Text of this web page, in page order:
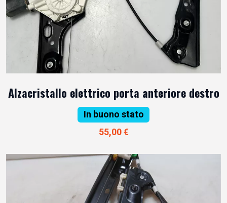
Alzacristallo elettrico porta anteriore destro
In buono stato
55,00 €